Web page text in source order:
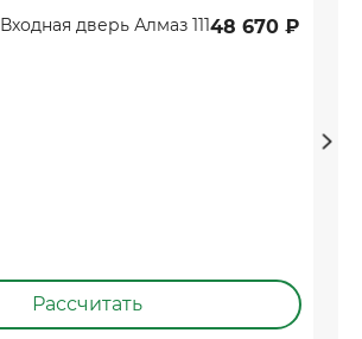
Входная дверь Алмаз 11148 670 ₽
Рассчитать